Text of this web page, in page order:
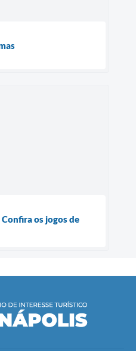
Confira os jogos de